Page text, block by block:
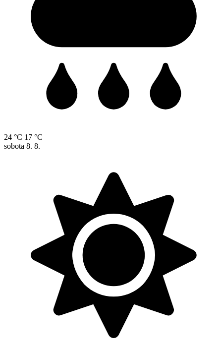
24 °C 17 °C
sobota 8. 8.